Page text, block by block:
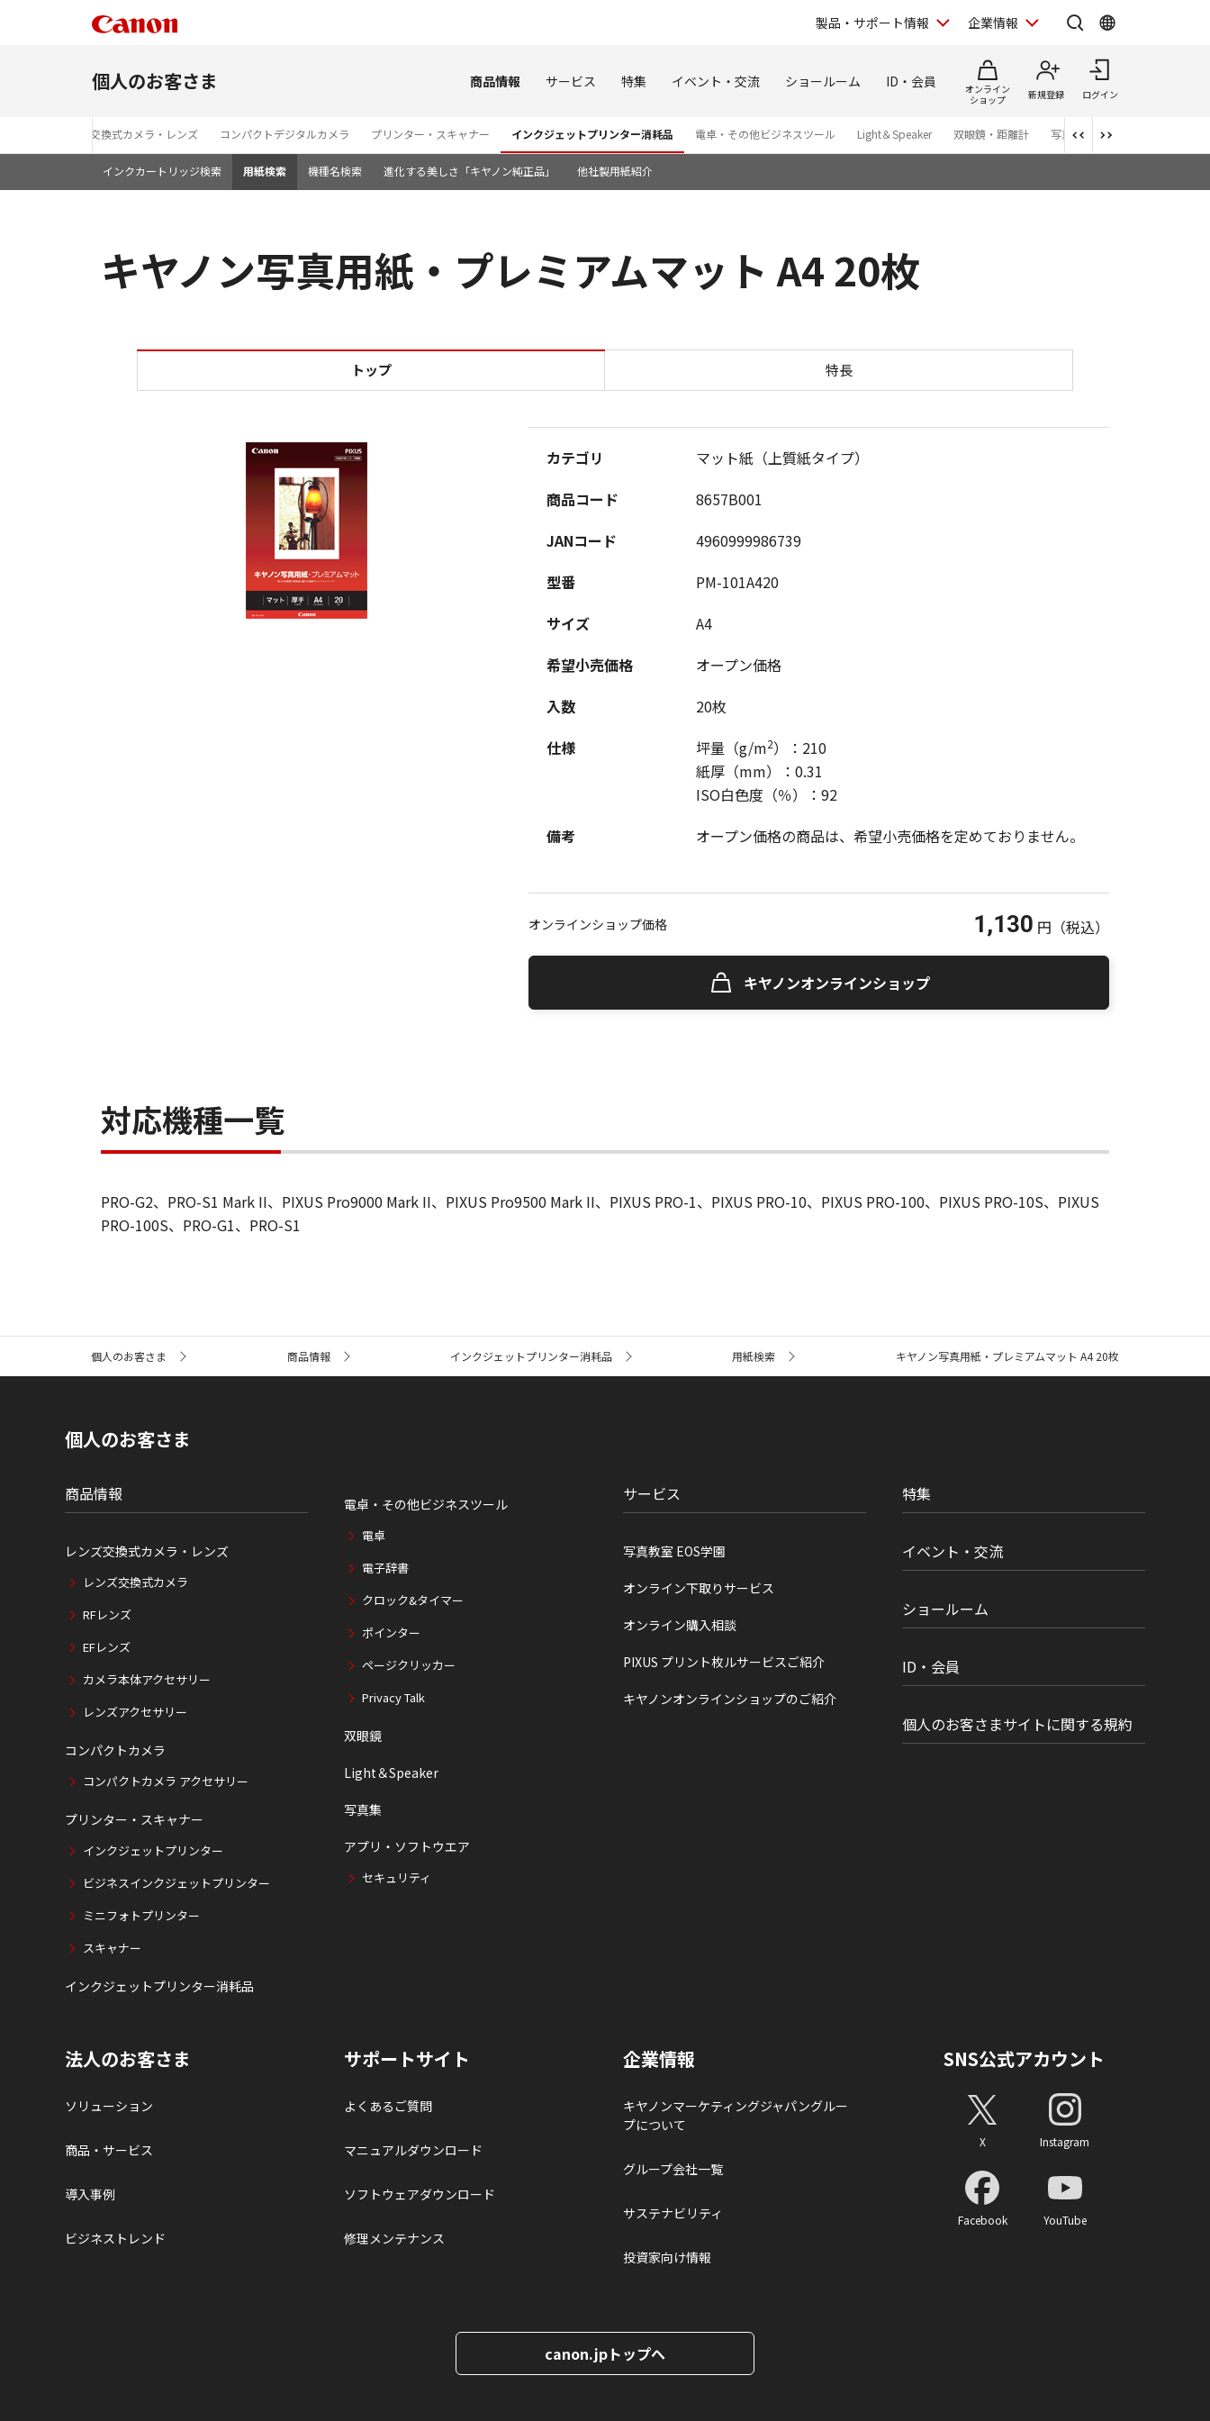
製品・サポート情報 企業情報
個人のお客さま 商品情報 サービス 特集 イベント・交流 ショールーム ID・会員
オンライン
ショップ
新規登録 ログイン
レンズ交換式カメラ・レンズ コンパクトデジタルカメラ プリンター・スキャナー インクジェットプリンター消耗品 電卓・その他ビジネスツール Light＆Speaker 双眼鏡・距離計 写真集 アプリ・ソフトウエ
インクカートリッジ検索 用紙検索 機種名検索 進化する美しさ「キヤノン純正品」 他社製用紙紹介
キヤノン写真用紙・プレミアムマット A4 20枚
キヤノン写真用紙・プレミアムマット A4 20枚
トップ 特長
カテゴリ
マット紙（上質紙タイプ）
商品コード
8657B001
JANコード
4960999986739
型番
PM-101A420
サイズ
A4
希望小売価格
オープン価格
入数
20枚
仕様
坪量（g/m2）：210
紙厚（mm）：0.31
ISO白色度（％）：92
備考
オープン価格の商品は、希望小売価格を定めておりません。
オンラインショップ価格 1,130 円 （税込）
キヤノンオンラインショップ
対応機種一覧
PRO-G2、PRO-S1 Mark II、PIXUS Pro9000 Mark II、PIXUS Pro9500 Mark II、PIXUS PRO-1、PIXUS PRO-10、PIXUS PRO-100、PIXUS PRO-10S、PIXUS
PRO-100S、PRO-G1、PRO-S1
ト
個人のお客さま 商品情報 インクジェットプリンター消耗品 用紙検索 キヤノン写真用紙・プレミアムマット A4 20枚
個人のお客さま
商品情報
レンズ交換式カメラ・レンズ
レンズ交換式カメラ
RFレンズ
EFレンズ
カメラ本体アクセサリー
レンズアクセサリー
コンパクトカメラ
コンパクトカメラ アクセサリー
プリンター・スキャナー
インクジェットプリンター
ビジネスインクジェットプリンター
ミニフォトプリンター
スキャナー
インクジェットプリンター消耗品
電卓・その他ビジネスツール
電卓
電子辞書
クロック&タイマー
ポインター
ページクリッカー
Privacy Talk
双眼鏡
Light＆Speaker
写真集
アプリ・ソフトウエア
セキュリティ
サービス
写真教室 EOS学園
オンライン下取りサービス
オンライン購入相談
PIXUS プリント枚ルサービスご紹介
キヤノンオンラインショップのご紹介
特集
イベント・交流
ショールーム
ID・会員
個人のお客さまサイトに関する規約
法人のお客さま
ソリューション
商品・サービス
導入事例
ビジネストレンド
サポートサイト
よくあるご質問
マニュアルダウンロード
ソフトウェアダウンロード
修理メンテナンス
企業情報
キヤノンマーケティングジャパングルー
プについて
グループ会社一覧
サステナビリティ
投資家向け情報
SNS公式アカウント
X Instagram
Facebook YouTube
canon.jpトップへ